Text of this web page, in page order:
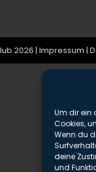
Um dir ein
Cookies,
Wenn du
deine
und
2026 | Impressum |